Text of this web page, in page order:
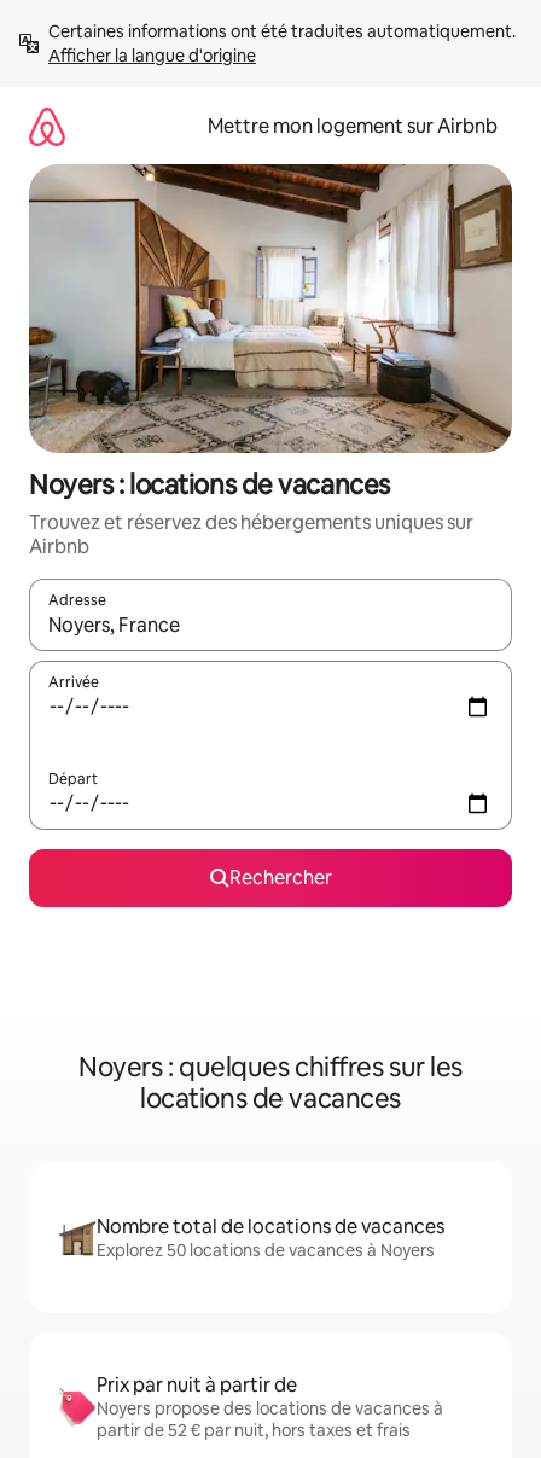
directement
Afficher la langue d'origine
Mettre mon logement sur Airbnb
Noyers : locations de vacances
Trouvez et réservez des hébergements uniques sur
Airbnb
Adresse
Lorsque les résultats s'affichent, utilisez les flèches vers le
Arrivée
Départ
Rechercher
Noyers : quelques chiffres sur les
locations de vacances
Nombre total de locations de vacances
Explorez 50 locations de vacances à Noyers
Prix par nuit à partir de
Noyers propose des locations de vacances à
partir de 52 € par nuit, hors taxes et frais